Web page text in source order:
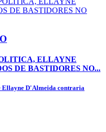
ELLAYNE
DE BASTIDORES NO...
Ellayne D'Almeida contraria